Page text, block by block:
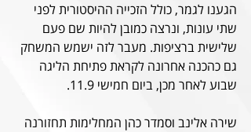
הגענו לגמר, כולל הזכייה ההיסטורית לפני
שתי עונות, ונרצה כמובן להיות שם פעם
שלישית ברציפות. מעבר לזה ישמש המשחק
גם כהכנה אחרונה לקראת פתיחת הליגה
שבוע לאחר מכן, ביום חמישי 11.9.
שירה אלינב וסמדר כהן המחלימות תחזורנה